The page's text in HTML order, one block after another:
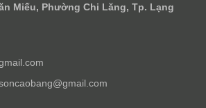
Miếu, Phường Chi Lăng, Tp. Lạng